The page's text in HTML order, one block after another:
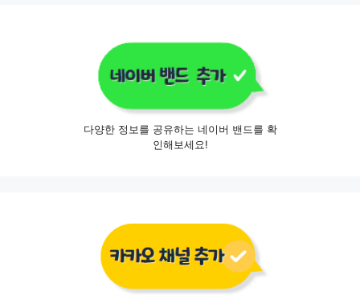
다양한 정보를 공유하는 네이버 밴드를 확
인해보세요!